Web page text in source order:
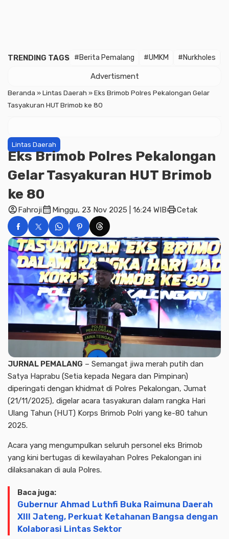
TRENDING TAGS #Berita Pemalang #UMKM #Nurkholes
Advertisment
Beranda »Lintas Daerah »Eks Brimob Polres Pekalongan Gelar
Tasyakuran HUT Brimob ke 80
Lintas Daerah
Eks Brimob Polres Pekalongan
Gelar Tasyakuran HUT Brimob
ke 80
account_circleFahrojicalendar_month Minggu, 23 Nov 2025 | 16:24 WIBprintCetak
JURNAL PEMALANG – Semangat jiwa merah putih dan
Satya Haprabu (Setia kepada Negara dan Pimpinan)
diperingati dengan khidmat di Polres Pekalongan, Jumat
(21/11/2025), digelar acara tasyakuran dalam rangka Hari
Ulang Tahun (HUT) Korps Brimob Polri yang ke-80 tahun
2025.
Acara yang mengumpulkan seluruh personel eks Brimob
yang kini bertugas di kewilayahan Polres Pekalongan ini
dilaksanakan di aula Polres.
Baca juga:
Gubernur Ahmad Luthfi Buka Raimuna Daerah
XIII Jateng, Perkuat Ketahanan Bangsa dengan
Kolaborasi Lintas Sektor